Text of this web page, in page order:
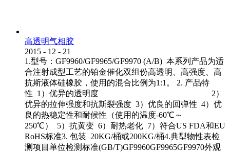
高透明气相胶
2015 - 12 - 21
1.型号：GF9960/GF9965/GF9970 (A/B) 本系列产品为适
合注射成型工艺的铂金催化双组份高透明、高强度、高
抗斯液体硅橡胶，使用的混合比例为1:1。 2. 产品特
性 1）优异的透明度 2）
优异的拉伸强度和抗斯裂强度 3）优良的回弹性 4）优
良的热稳定性和耐候性（使用的温度-60℃～
250℃） 5）抗黄变 6）耐热老化 7）符合US FDA和EU
RoHS标准3. 包装 20KG/桶或200KG/桶4.典型物性表检
测项目单位检测标准(GB/T)GF9960GF9965GF9970外观